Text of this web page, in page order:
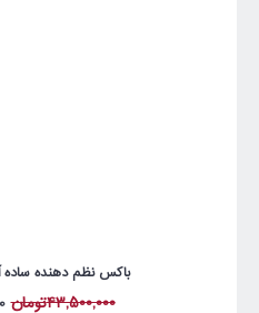
باکس نظم دهنده ساده
43,500,000تومان